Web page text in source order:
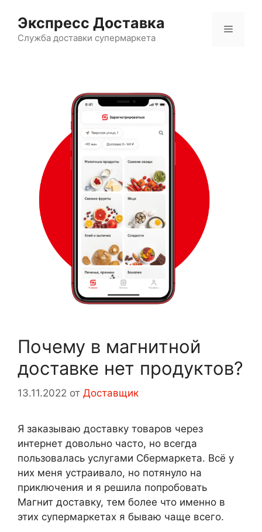
содержимому
Экспресс Доставка
Служба доставки супермаркета
Меню
Почему в магнитной
доставке нет продуктов?
13.11.2022 от Доставщик
Я заказываю доставку товаров через
интернет довольно часто, но всегда
пользовалась услугами Сбермаркета. Всё у
них меня устраивало, но потянуло на
приключения и я решила попробовать
Магнит доставку, тем более что именно в
этих супермаркетах я бываю чаще всего.